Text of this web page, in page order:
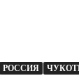
РОССИЯ